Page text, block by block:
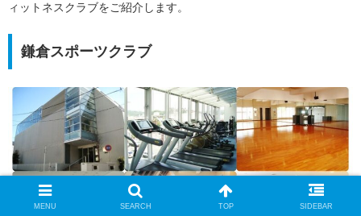
ィットネスクラブをご紹介します。
鎌倉スポーツクラブ
MENU SEARCH TOP SIDEBAR